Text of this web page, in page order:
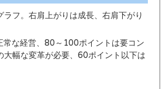
ラフ。右肩上がりは成長、右肩下がり
常な経営、80～100ポイントは要コン
大幅な変革が必要、60ポイント以下は